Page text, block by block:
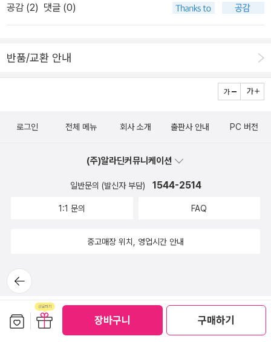
장바구니 구매하기
만화에만 국한해서 비난할 수는 없는 노릇이지. 조카에게 사주다보
래와 같다. 1. 마법천자문 시리즈 이건 뭐 너무 유명해서 말
할 필요도 없다. 이 책 보고 한문 익히는 게 한두명이라야 말이지. 그
냥 마법천자문만 있는게 아니라 단어마법편도 나와서 둘다 사줘야 하
까지 나온 걸로 확인. 2. Why 시리즈 Why 시리즈는 워낙 종류 자
수 있는 주제들이 그득이다. 최근 것은 <한국사 우정과 경쟁>이나 <
해부학> 등이 되겠고. 인문고전학습만화라는 것으로도 나온다.
니..ㅜ)이니 하는 사람들의 철학적인 내용들을 잘 정리해두었다.
등.. 주로 한국사에서 주제를 잡아서 그에 대한 얘기들을 쭈욱 나열한
형식이다. 영웅 이야기나 역사를 바꾼 사건 이야기나 다양하다.
요즘엔 세계사도 나온다. 중국과 인도는 조카에게도 사주었는데, 중
국편을 읽더니, 중국돈 얘기가 나오니까 위안화를 대뜸 이야기해서
깜짝 놀랐다. 어떻게 알았냐고 했더니 책에서 봤다고..ㅎ 내가 보고 챙
라운 글.그림, 홍연미 옮김 / 웅진주니어 / 2013년 8월
공감 (2) 댓글 (0)
반품/교환 안내
뒤로가
기
로그인 전체 메뉴 회사 소개 출판사 안내 PC 버전
(주)알라딘커뮤니케이션
일반문의 (발신자 부담) 1544-2514
1:1 문의 FAQ
중고매장 위치, 영업시간 안내